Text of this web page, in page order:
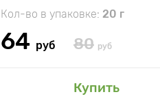
Кол-во в упаковке: 20 г
64 руб 80 руб
Купить